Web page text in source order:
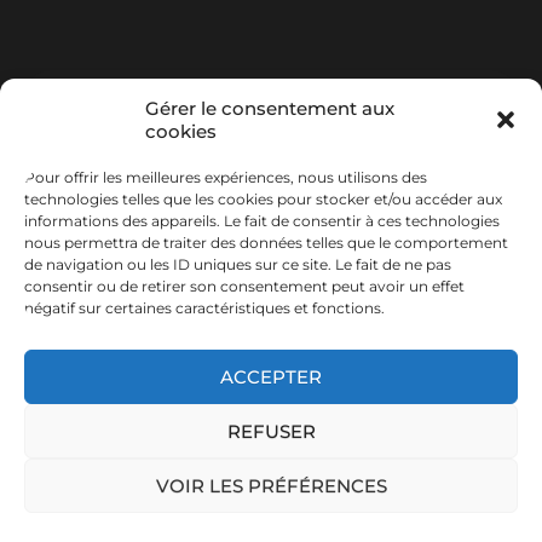
Gérer le consentement aux
cookies
Pour offrir les meilleures expériences, nous utilisons des
technologies telles que les cookies pour stocker et/ou accéder aux
informations des appareils. Le fait de consentir à ces technologies
nous permettra de traiter des données telles que le comportement
de navigation ou les ID uniques sur ce site. Le fait de ne pas
consentir ou de retirer son consentement peut avoir un effet
négatif sur certaines caractéristiques et fonctions.
ACCEPTER
REFUSER
VOIR LES PRÉFÉRENCES
Politique de
confidentialité
Mentions légales À propos
Connexion
Déconnexion
© 2026